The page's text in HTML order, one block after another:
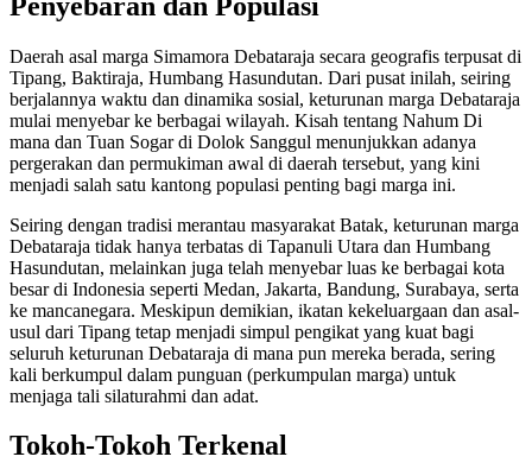
Daerah asal marga Simamora Debataraja secara geografis terpusat di
Tipang, Baktiraja, Humbang Hasundutan. Dari pusat inilah, seiring
berjalannya waktu dan dinamika sosial, keturunan marga Debataraja
mulai menyebar ke berbagai wilayah. Kisah tentang Nahum Di
mana dan Tuan Sogar di Dolok Sanggul menunjukkan adanya
pergerakan dan permukiman awal di daerah tersebut, yang kini
menjadi salah satu kantong populasi penting bagi marga ini.
Seiring dengan tradisi merantau masyarakat Batak, keturunan marga
Debataraja tidak hanya terbatas di Tapanuli Utara dan Humbang
Hasundutan, melainkan juga telah menyebar luas ke berbagai kota
besar di Indonesia seperti Medan, Jakarta, Bandung, Surabaya, serta
ke mancanegara. Meskipun demikian, ikatan kekeluargaan dan asal-
usul dari Tipang tetap menjadi simpul pengikat yang kuat bagi
seluruh keturunan Debataraja di mana pun mereka berada, sering
kali berkumpul dalam punguan (perkumpulan marga) untuk
menjaga tali silaturahmi dan adat.
Tokoh-Tokoh Terkenal